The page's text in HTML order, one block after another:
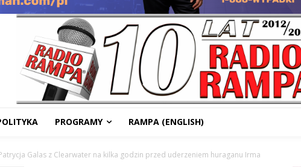
PROGRAMY RAMPA (ENGLISH)
Galas z Clearwater na kilka godzin przed uderzeniem huraganu Irma